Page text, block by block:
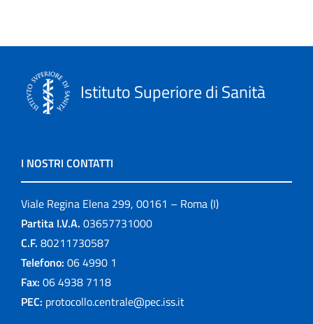
Istituto Superiore di Sanità
I NOSTRI CONTATTI
Viale Regina Elena 299, 00161 – Roma (I)
Partita I.V.A. 03657731000
C.F. 80211730587
Telefono: 06 4990 1
Fax: 06 4938 7118
PEC: protocollo.centrale@pec.iss.it